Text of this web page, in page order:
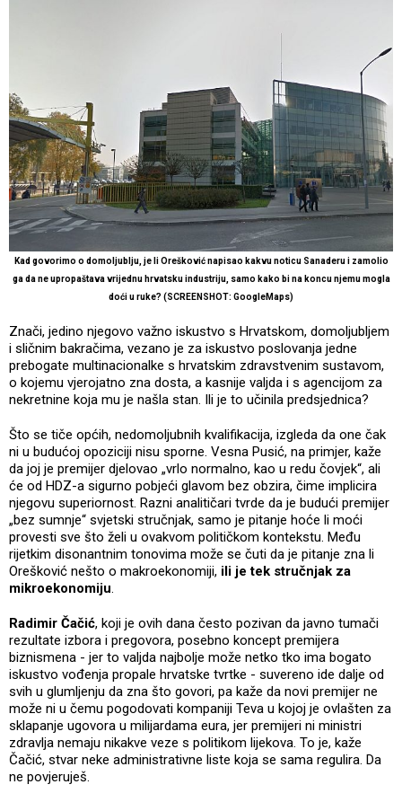
Kad govorimo o domoljublju, je li Orešković napisao kakvu noticu Sanaderu i zamolio
ga da ne upropaštava vrijednu hrvatsku industriju, samo kako bi na koncu njemu mogla
doći u ruke? (SCREENSHOT: GoogleMaps)
Znači, jedino njegovo važno iskustvo s Hrvatskom, domoljubljem
i sličnim bakračima, vezano je za iskustvo poslovanja jedne
prebogate multinacionalke s hrvatskim zdravstvenim sustavom,
o kojemu vjerojatno zna dosta, a kasnije valjda i s agencijom za
nekretnine koja mu je našla stan. Ili je to učinila predsjednica?
Što se tiče općih, nedomoljubnih kvalifikacija, izgleda da one čak
ni u budućoj opoziciji nisu sporne. Vesna Pusić, na primjer, kaže
da joj je premijer djelovao „vrlo normalno, kao u redu čovjek“, ali
će od HDZ-a sigurno pobjeći glavom bez obzira, čime implicira
njegovu superiornost. Razni analitičari tvrde da je budući premijer
„bez sumnje“ svjetski stručnjak, samo je pitanje hoće li moći
provesti sve što želi u ovakvom političkom kontekstu. Među
rijetkim disonantnim tonovima može se čuti da je pitanje zna li
Orešković nešto o makroekonomiji, ili je tek stručnjak za
mikroekonomiju.
Radimir Čačić, koji je ovih dana često pozivan da javno tumači
rezultate izbora i pregovora, posebno koncept premijera
biznismena - jer to valjda najbolje može netko tko ima bogato
iskustvo vođenja propale hrvatske tvrtke - suvereno ide dalje od
svih u glumljenju da zna što govori, pa kaže da novi premijer ne
može ni u čemu pogodovati kompaniji Teva u kojoj je ovlašten za
sklapanje ugovora u milijardama eura, jer premijeri ni ministri
zdravlja nemaju nikakve veze s politikom lijekova. To je, kaže
Čačić, stvar neke administrativne liste koja se sama regulira. Da
ne povjeruješ.